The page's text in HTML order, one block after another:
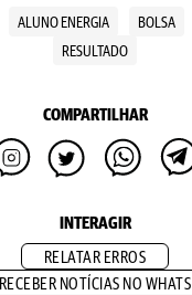
ALUNO ENERGIA BOLSA
RESULTADO
COMPARTILHAR
INTERAGIR
RELATAR ERROS
RECEBER NOTÍCIAS NO WHATS